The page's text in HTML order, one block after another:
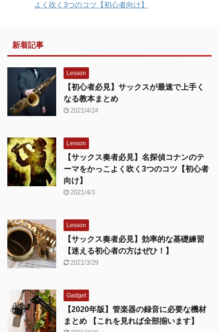
よく吹く3つのコツ【初心者向け】
新着記事
Lesson
【初心者必見】サックスが最速で上手く
なる教本まとめ
2021/4/24
Lesson
【サックス奏者必見】名探偵コナンのテ
ーマをかっこよく吹く3つのコツ【初心者
向け】
2021/4/3
Lesson
【サックス奏者必見】効率的な基礎練習
【迷える初心者の方はぜひ！】
2021/3/29
Gadget
【2020年版】管楽器の録音に必要な機材
まとめ 【これを見れば全部揃います】